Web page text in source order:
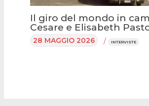
Il giro del mondo in
Cesare e Elisabeth
28 MAGGIO 2026 / INTERVISTE